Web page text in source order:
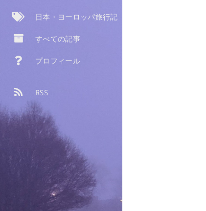
日本・ヨーロッパ旅行記
すべての記事
プロフィール
RSS